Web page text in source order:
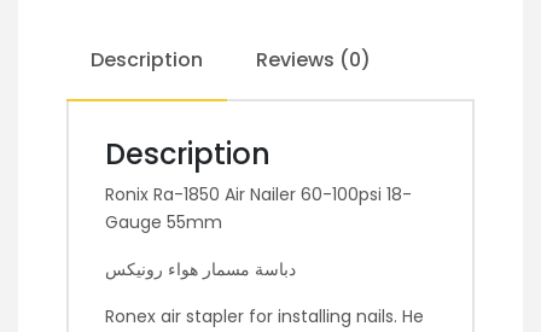
Description Reviews (0)
Description
Ronix Ra-1850 Air Nailer 60-100psi 18-
Gauge 55mm
دباسة مسمار هواء رونيكس
Ronex air stapler for installing nails. He